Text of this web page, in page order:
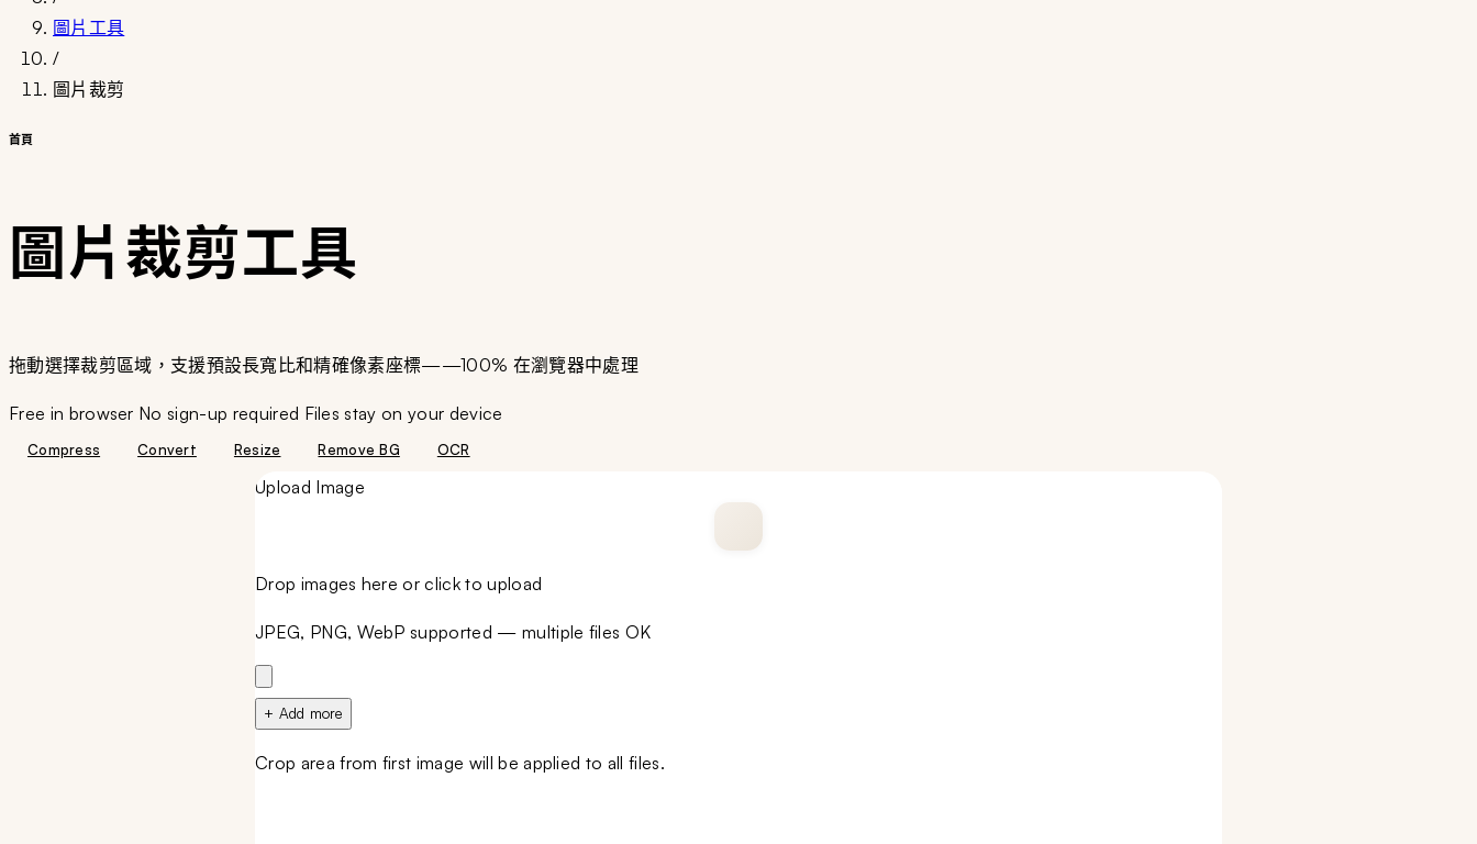
圖片工具
/
圖片裁剪
首頁
圖片裁剪工具
拖動選擇裁剪區域，支援預設長寬比和精確像素座標——100% 在瀏覽器中處理
Free in browser No sign-up required Files stay on your device
Compress Convert Resize Remove BG OCR
Upload Image
Drop images here or click to upload
JPEG, PNG, WebP supported — multiple files OK
+ Add more
Crop area from first image will be applied to all files.